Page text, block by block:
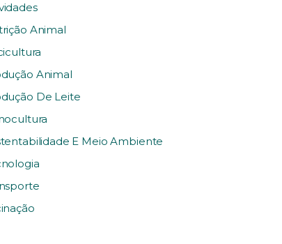
Animal
Animal
De Leite
E Meio Ambiente